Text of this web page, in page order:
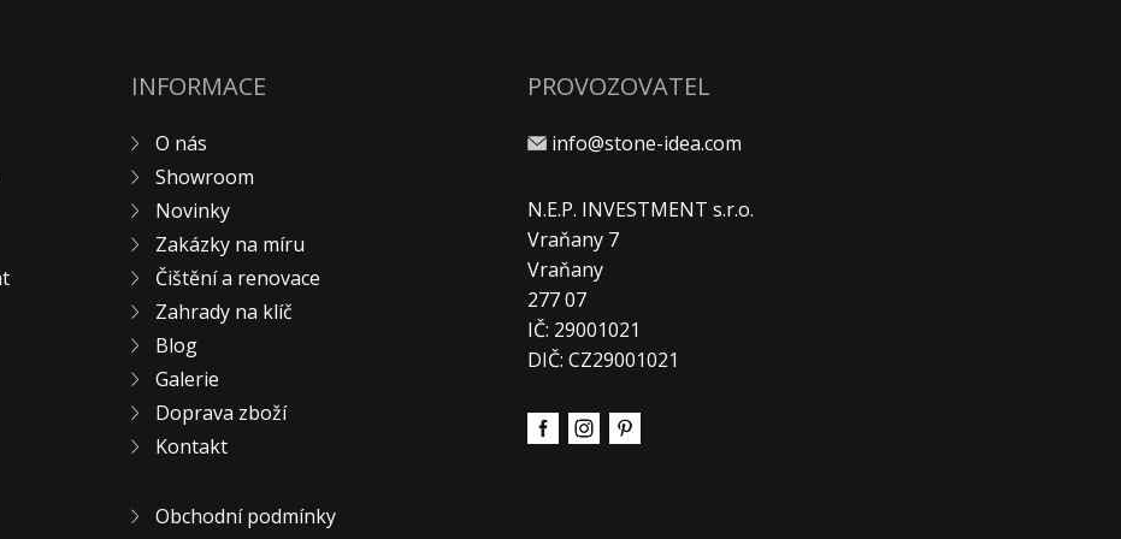
INFORMACE
O nás
Showroom
Novinky
Zakázky na míru
Čištění a renovace
Zahrady na klíč
Blog
Galerie
Doprava zboží
Kontakt
Obchodní podmínky
PROVOZOVATEL
info@stone-idea.com
N.E.P. INVESTMENT s.r.o.
Vraňany 7
Vraňany
277 07
IČ: 29001021
DIČ: CZ29001021